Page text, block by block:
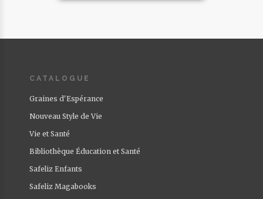
CATALOGUE
Graines d'Espérance
Nouveau Style de Vie
Vie et Santé
Bibliothèque Éducation et Santé
Safeliz Enfants
Safeliz Magabooks